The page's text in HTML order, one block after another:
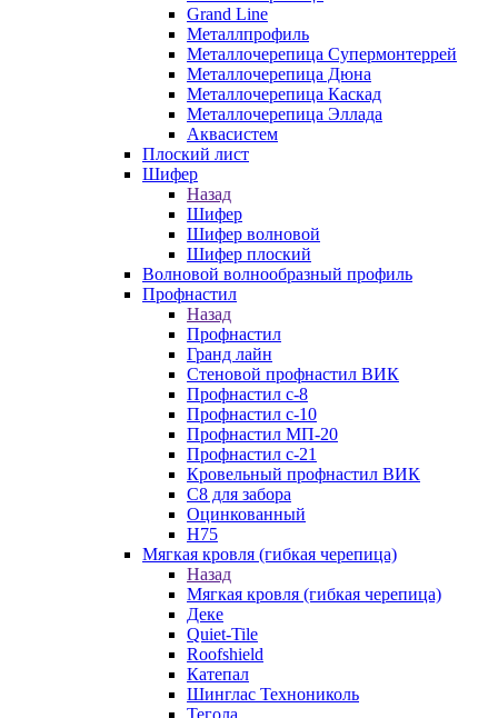
Grand Line
Металлпрофиль
Металлочерепица Супермонтеррей
Металлочерепица Дюна
Металлочерепица Каскад
Металлочерепица Эллада
Аквасистем
Плоский лист
Шифер
Назад
Шифер
Шифер волновой
Шифер плоский
Волновой волнообразный профиль
Профнастил
Назад
Профнастил
Гранд лайн
Стеновой профнастил ВИК
Профнастил с-8
Профнастил с-10
Профнастил МП-20
Профнастил с-21
Кровельный профнастил ВИК
С8 для забора
Оцинкованный
Н75
Мягкая кровля (гибкая черепица)
Назад
Мягкая кровля (гибкая черепица)
Деке
Quiet-Tile
Roofshield
Катепал
Шинглас Технониколь
Тегола